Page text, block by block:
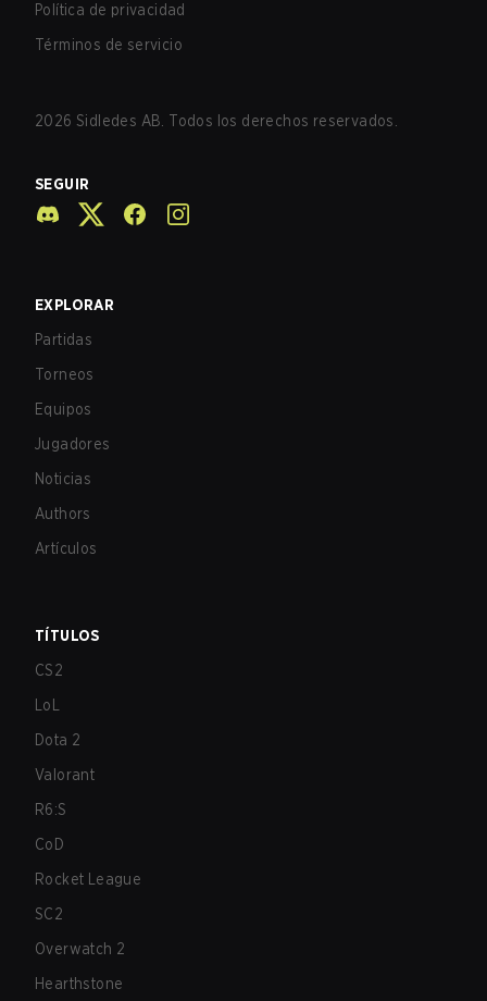
Política de privacidad
Términos de servicio
2026 Sidledes AB. Todos los derechos reservados.
SEGUIR
EXPLORAR
Partidas
Torneos
Equipos
Jugadores
Noticias
Authors
Artículos
TÍTULOS
CS2
LoL
Dota 2
Valorant
R6:S
CoD
Rocket League
SC2
Overwatch 2
Hearthstone